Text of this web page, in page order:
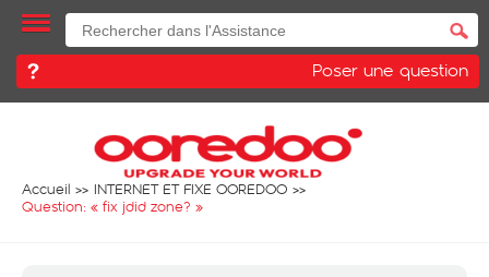
Poser une question
Accueil
INTERNET ET FIXE OOREDOO
Question: « fix jdid zone? »